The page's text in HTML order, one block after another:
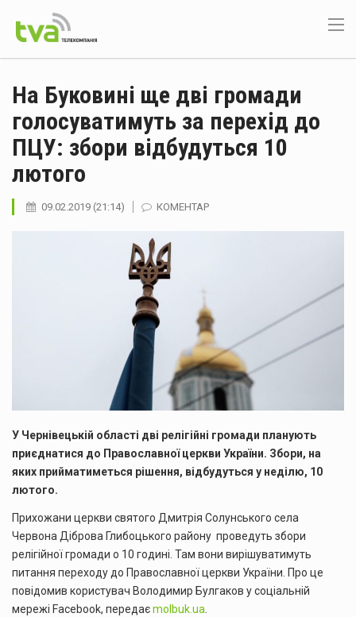
На Буковині ще дві громади
голосуватимуть за перехід до
ПЦУ: збори відбудуться 10
лютого
09.02.2019 (21:14) КОМЕНТАР
У Чернівецькій області дві релігійні громади планують
приєднатися до Православної церкви України. Збори, на
яких прийматиметься рішення, відбудуться у неділю, 10
лютого.
Прихожани церкви святого Дмитрія Солунського села
Червона Діброва Глибоцького району проведуть збори
релігійної громади о 10 годині. Там вони вирішуватимуть
питання переходу до Православної церкви України. Про це
повідомив користувач Володимир Булгаков у соціальній
мережі Facebook, передаєmolbuk.ua.